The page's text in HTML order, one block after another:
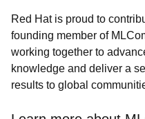
Red Hat is proud to
founding member of
working together to
knowledge and deliver a
results to global